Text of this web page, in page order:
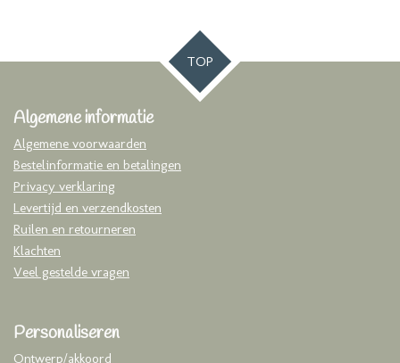
TOP
Algemene informatie
Algemene voorwaarden
Bestelinformatie en betalingen
Privacy verklaring
Levertijd en verzendkosten
Ruilen en retourneren
Klachten
Veel gestelde vragen
Personaliseren
Ontwerp/akkoord